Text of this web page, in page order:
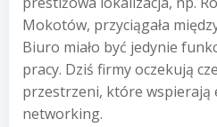
Mokotów, przyciągała
Biuro miało być jedynie
pracy. Dziś firmy oczekują
przestrzeni, które
networking.